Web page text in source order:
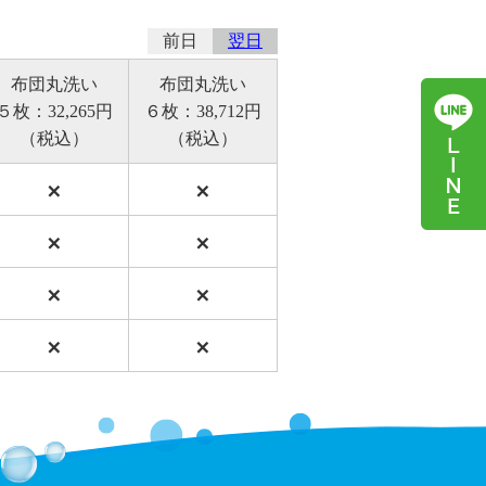
前日 翌日
布団丸洗い
枚：32,265円
（税込）
布団丸洗い
６枚：38,712円
（税込）
× ×
× ×
× ×
× ×